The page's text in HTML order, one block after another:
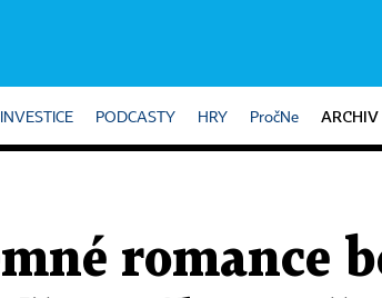
INVESTICE PODCASTY HRY PročNe ARCHIV
romance